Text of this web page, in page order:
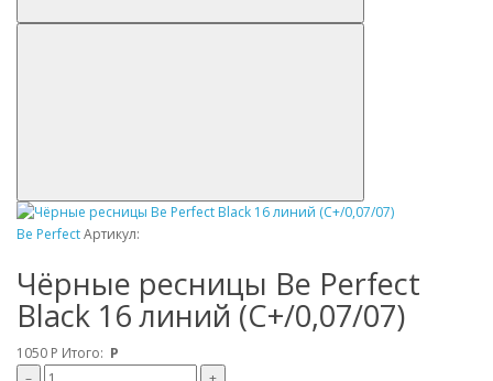
Be PerfectАртикул:
Чёрные ресницы Be Perfect
Black 16 линий (C+/0,07/07)
1050 Р Итого: Р